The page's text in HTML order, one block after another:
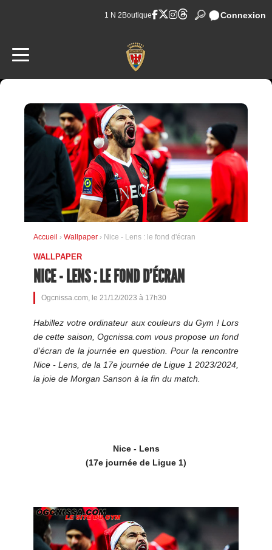
1 N 2 Boutique Connexion
Accueil › Wallpaper › Nice - Lens : le fond d'écran
WALLPAPER
NICE - LENS : LE FOND D'ÉCRAN
Ogcnissa.com, le 21/12/2023 à 17h30
Habillez votre ordinateur aux couleurs du Gym ! Lors
de cette saison, Ogcnissa.com vous propose un fond
d'écran de la journée en question. Pour la rencontre
Nice - Lens, de la 17e journée de Ligue 1 2023/2024,
la joie de Morgan Sanson à la fin du match.
Nice - Lens
(17e journée de Ligue 1)